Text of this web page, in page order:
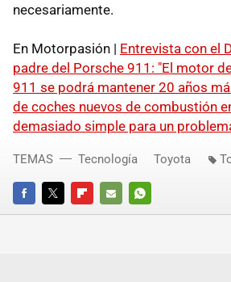
necesariamente.
En Motorpasión | Entrevista con el
padre del Porsche 911: "El motor
911 se podrá mantener 20 años
de coches nuevos de combustión
demasiado simple para un
FACEBOOKTWITTERFLIPBOARD
E-
WHATSAPP
TEMAS Tecnología Toyota